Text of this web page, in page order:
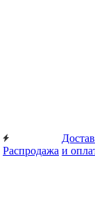
Распродажа и